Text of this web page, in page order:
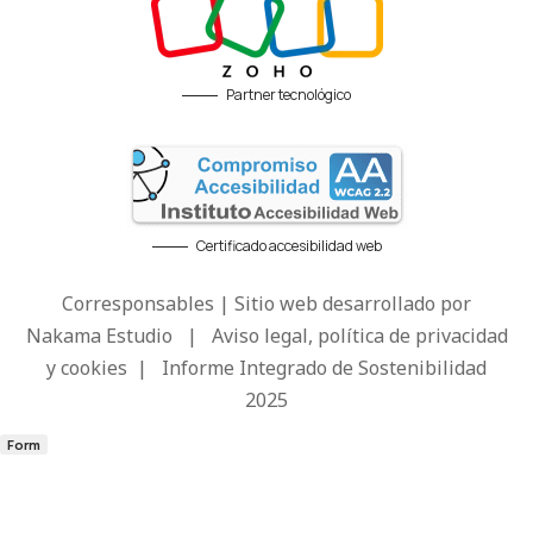
Partner tecnológico
Certificado accesibilidad web
Corresponsables | Sitio web desarrollado por
Nakama Estudio | Aviso legal, política de privacidad
y cookies | Informe Integrado de Sostenibilidad
2025
Form